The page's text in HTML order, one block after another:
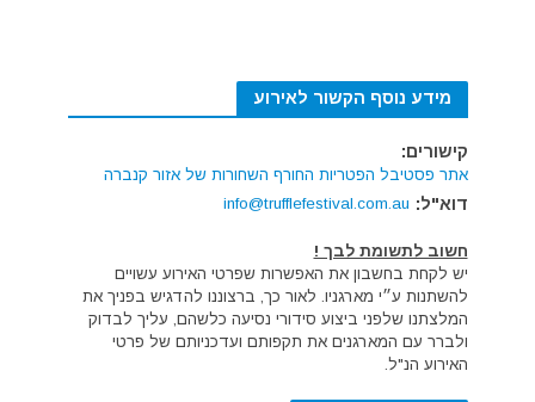
מידע נוסף הקשור לאירוע
קישורים:
אתר פסטיבל הפטריות החורף השחורות של אזור קנברה
דוא"ל: info@trufflefestival.com.au
חשוב לתשומת לבך !
יש לקחת בחשבון את האפשרות שפרטי האירוע עשויים
להשתנות ע״י מארגניו. לאור כך, ברצוננו להדגיש בפניך את
המלצתנו שלפני ביצוע סידורי נסיעה כלשהם, עליך לבדוק
ולברר עם המארגנים את תקפותם ועדכניותם של פרטי
האירוע הנ"ל.